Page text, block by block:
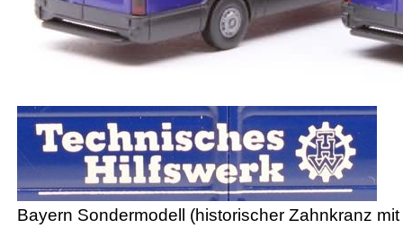
Bayern Sondermodell (historischer Zahnkranz